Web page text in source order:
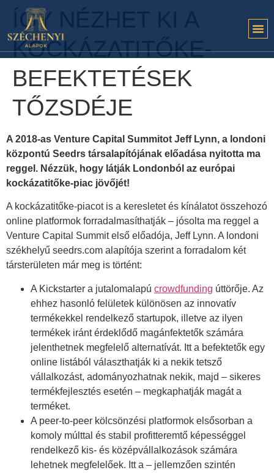
ÍGY NÉZHET KI A
KOCKÁZATITŐKE-
BEFEKTETÉSEK
TŐZSDÉJE
A 2018-as Venture Capital Summitot Jeff Lynn, a londoni
központú Seedrs társalapítójának előadása nyitotta ma
reggel. Nézzük, hogy látják Londonból az európai
kockázatitőke-piac jövőjét!
A kockázatitőke-piacot is a keresletet és kínálatot összehozó
online platformok forradalmasíthatják – jósolta ma reggel a
Venture Capital Summit első előadója, Jeff Lynn. A londoni
székhelyű seedrs.com alapítója szerint a forradalom két
társterületen már meg is történt:
A Kickstarter a jutalomalapú crowdfunding úttörője. Az
ehhez hasonló felületek különösen az innovatív
termékekkel rendelkező startupok, illetve az ilyen
termékek iránt érdeklődő magánfektetők számára
jelenthetnek megfelelő alternatívát. Itt a befektetők egy
online listából választhatják ki a nekik tetsző
vállalkozást, adományozhatnak nekik, majd – sikeres
termékfejlesztés esetén – megkaphatják magát a
terméket.
A peer-to-peer kölcsönzési platformok elsősorban a
komoly múlttal és stabil profitteremtő képességgel
rendelkező kis- és középvállalkozások számára
lehetnek megfelelőek. Itt a – jellemzően szintén